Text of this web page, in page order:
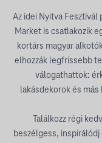
Az idei Nyitva Fesztivál
Market is csatlakozik
kortárs magyar
elhozzák legfrissebb
válogathattok:
lakásdekorok és
Találkozz régi
beszélgess,